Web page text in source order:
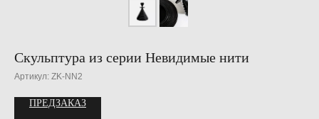
Скульптура из серии Невидимые нити
Артикул: ZK-NN2
ПРЕДЗАКАЗ